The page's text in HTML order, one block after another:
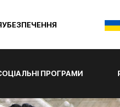
УБЕЗПЕЧЕННЯ
ПРОГРАМИ